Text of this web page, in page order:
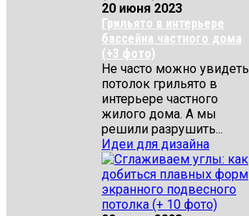
20 июня 2023
Грильято в интерьере
бассейна частного дома
(+3 фото)
Не часто можно увидеть
потолок грильято в
интерьере частного
жилого дома. А мы
решили разрушить...
Идеи для дизайна